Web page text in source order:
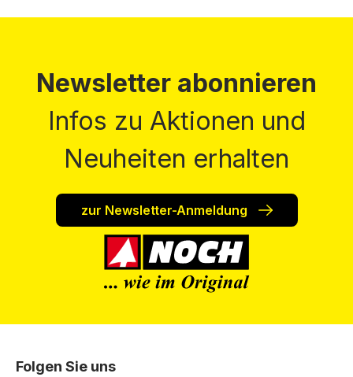
Newsletter abonnieren
Infos zu Aktionen und
Neuheiten erhalten
zur Newsletter-Anmeldung
Folgen Sie uns